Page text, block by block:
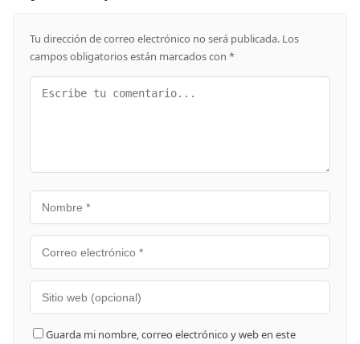
Tu dirección de correo electrónico no será publicada. Los
campos obligatorios están marcados con *
Guarda mi nombre, correo electrónico y web en este